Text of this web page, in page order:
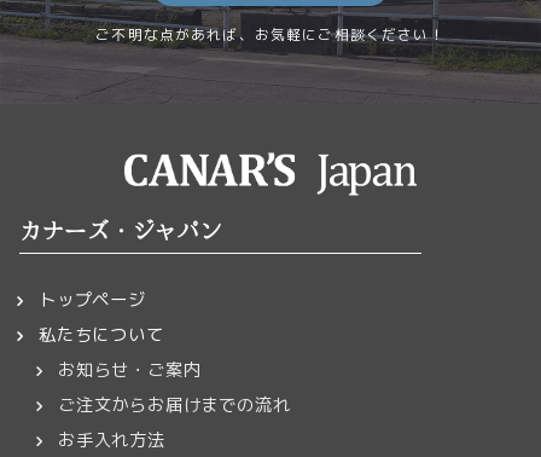
ご不明な点があれば、お気軽にご相談ください！
カナーズ・ジャパン
トップページ
私たちについて
お知らせ・ご案内
ご注文からお届けまでの流れ
お手入れ方法